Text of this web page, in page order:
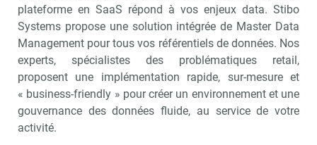
plateforme en SaaS répond à vos enjeux data. Stibo
Systems propose une solution intégrée de Master Data
Management pour tous vos référentiels de données. Nos
experts, spécialistes des problématiques retail,
proposent une implémentation rapide, sur-mesure et
« business-friendly » pour créer un environnement et une
gouvernance des données fluide, au service de votre
activité.